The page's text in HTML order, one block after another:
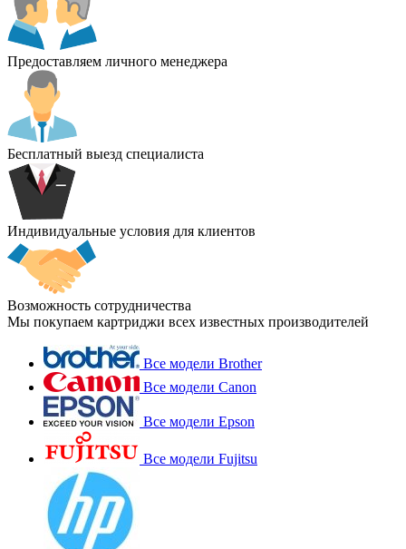
Предоставляем личного менеджера
Бесплатный выезд специалиста
Индивидуальные условия для клиентов
Возможность сотрудничества
Мы покупаем картриджи всех известных производителей
Все модели Brother
Все модели Canon
Все модели Epson
Все модели Fujitsu